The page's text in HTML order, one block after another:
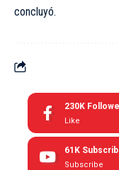
concluyó.
230K
Like
61K
Subscribe